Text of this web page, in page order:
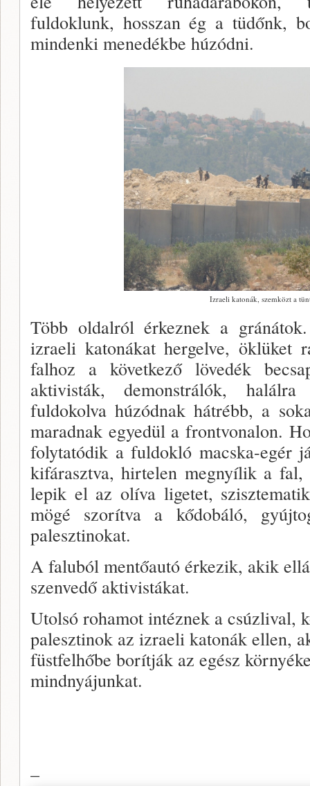
fuldoklunk, hosszan ég a tüdőnk,
mindenki menedékbe húzódni.
Izraeli katonák, szemközt a
Több oldalról érkeznek a
izraeli katonákat hergelve, öklüket
falhoz a következő lövedék
aktivisták, demonstrálók,
fuldokolva húzódnak hátrébb, a
maradnak egyedül a frontvonalon.
folytatódik a fuldokló macska-egér
kifárasztva, hirtelen megnyílik a
lepik el az olíva ligetet,
mögé szorítva a kődobáló,
palesztinokat.
A faluból mentőautó érkezik, akik
szenvedő aktivistákat.
Utolsó rohamot intéznek a csúzlival,
palesztinok az izraeli katonák ellen,
füstfelhőbe borítják az egész
mindnyájunkat.
–